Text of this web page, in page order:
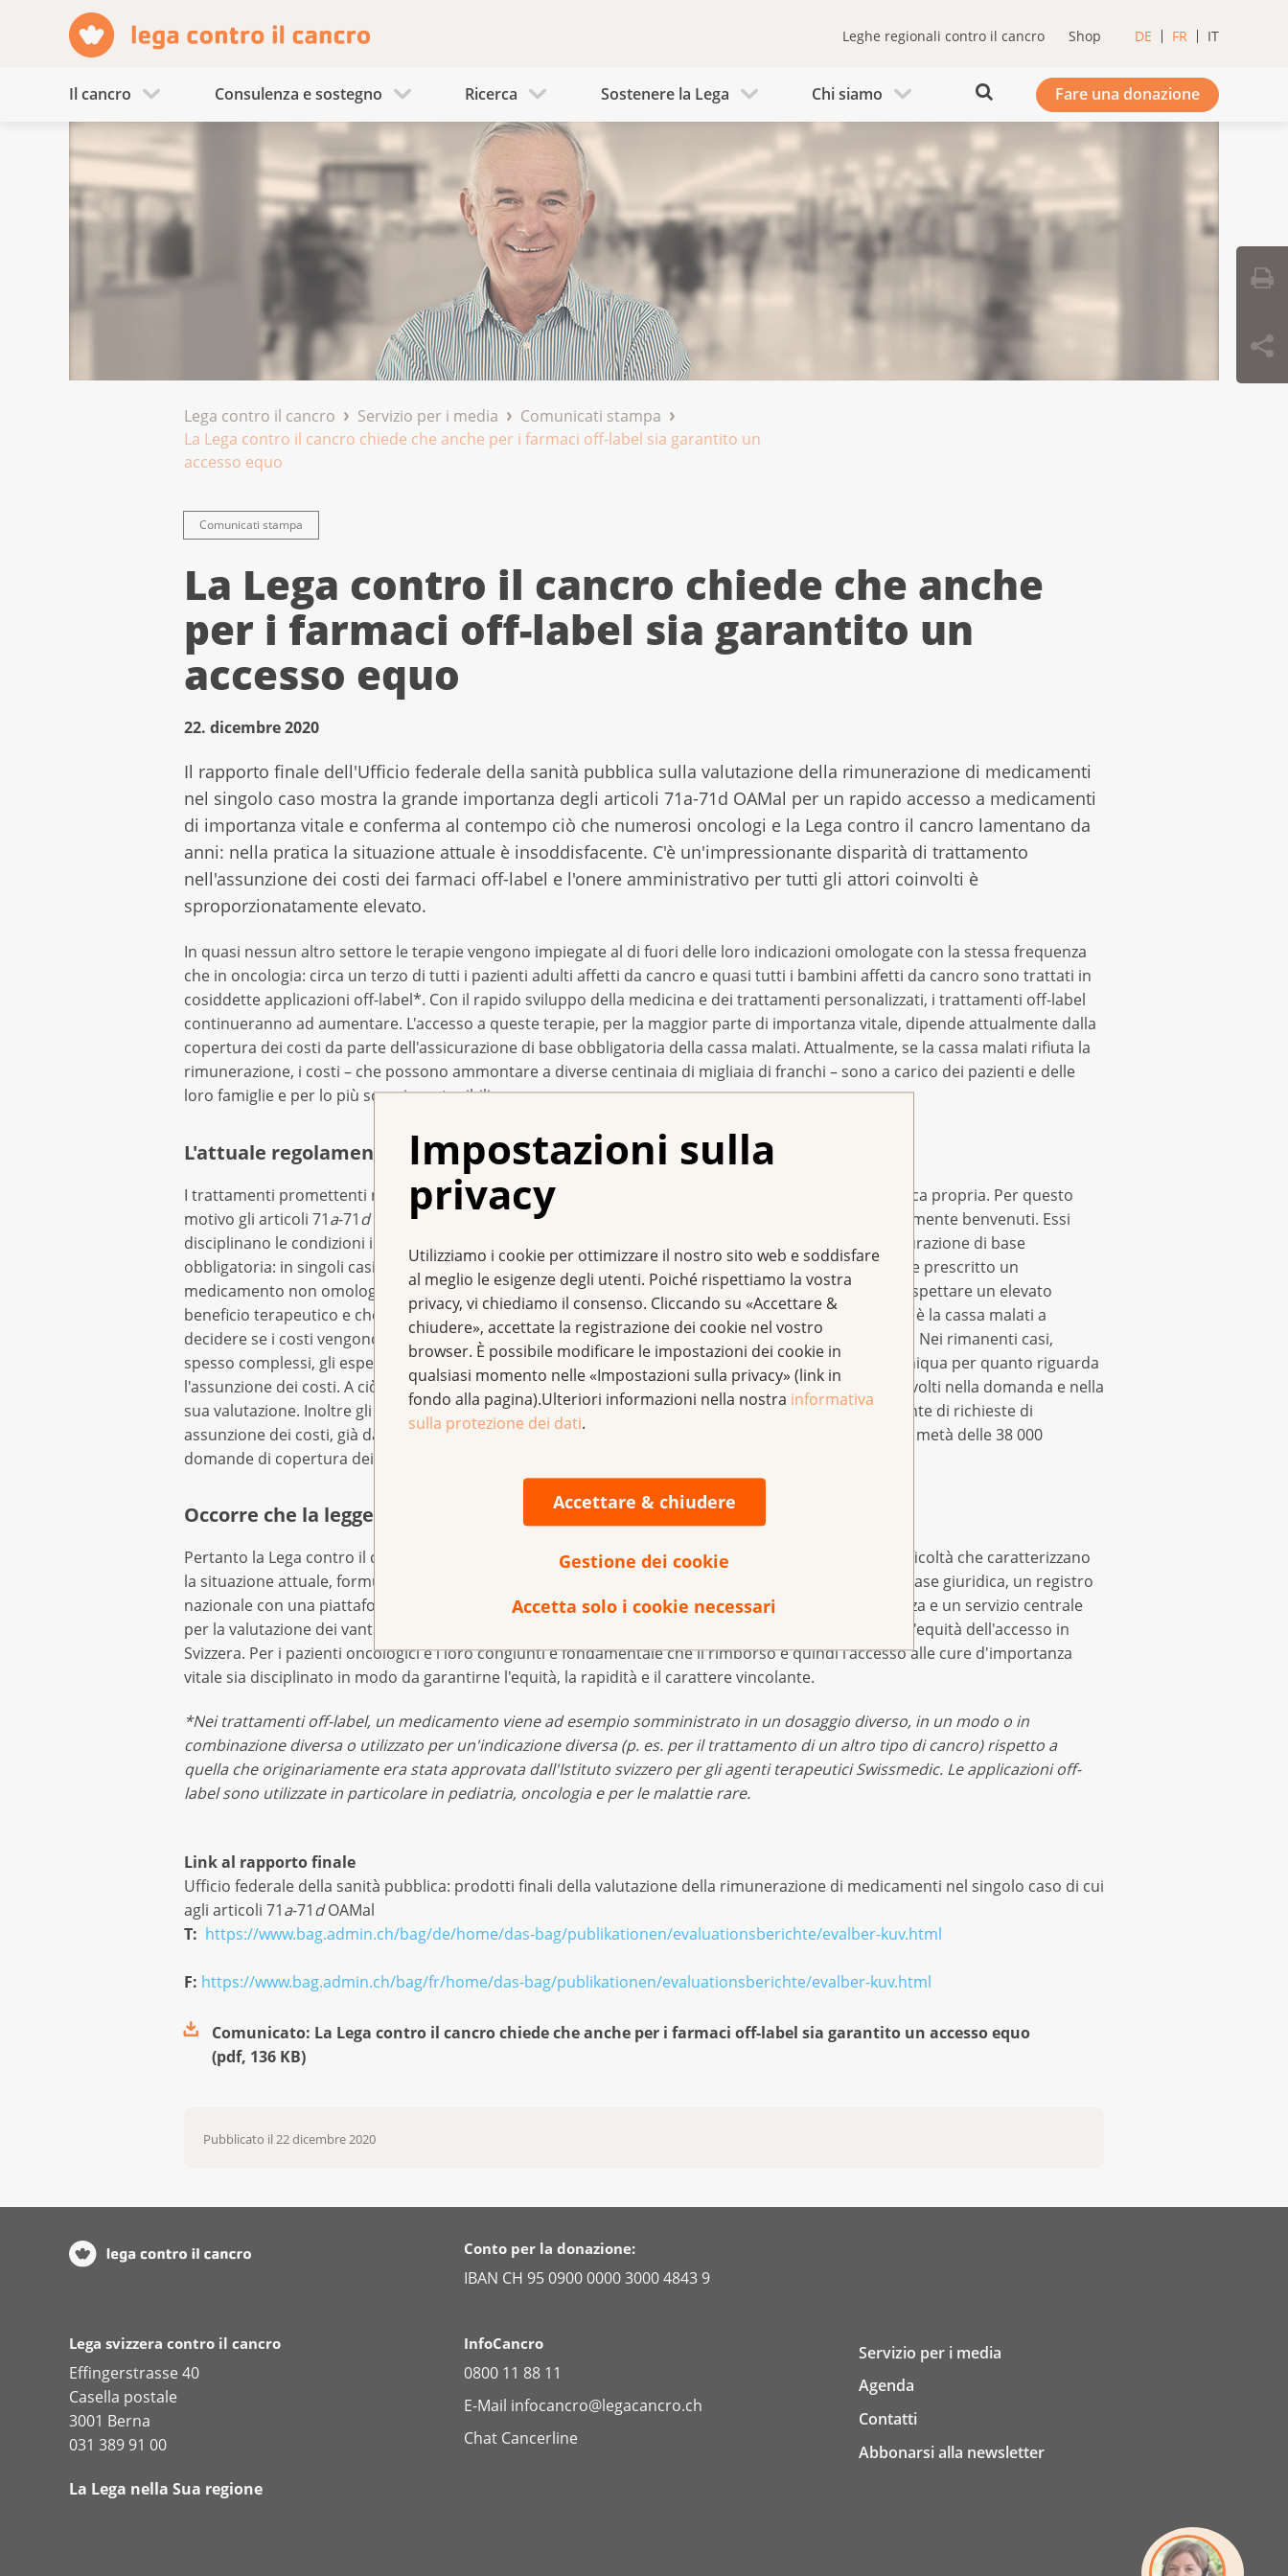
Impostazioni sulla
privacy
Utilizziamo i cookie per ottimizzare il nostro sito web e soddisfare
al meglio le esigenze degli utenti. Poiché rispettiamo la vostra
privacy, vi chiediamo il consenso. Cliccando su «Accettare &
chiudere», accettate la registrazione dei cookie nel vostro
browser. È possibile modificare le impostazioni dei cookie in
qualsiasi momento nelle «Impostazioni sulla privacy» (link in
fondo alla pagina).Ulteriori informazioni nella nostra informativa
sulla protezione dei dati.
Accettare & chiudere
Gestione dei cookie
Accetta solo i cookie necessari
Leghe regionali contro il cancro Shop DE FR IT
Il cancro Consulenza e sostegno Ricerca Sostenere la Lega Chi siamo Fare una donazione
Lega contro il cancro Servizio per i media
Comunicati stampa
La Lega contro il cancro chiede che anche per i farmaci off-label sia garantito un
accesso equo
Comunicati stampa
La Lega contro il cancro chiede che anche
per i farmaci off-label sia garantito un
accesso equo
22. dicembre 2020
Il rapporto finale dell'Ufficio federale della sanità pubblica sulla valutazione della rimunerazione di medicamenti
nel singolo caso mostra la grande importanza degli articoli 71a-71d OAMal per un rapido accesso a medicamenti
di importanza vitale e conferma al contempo ciò che numerosi oncologi e la Lega contro il cancro lamentano da
anni: nella pratica la situazione attuale è insoddisfacente. C'è un'impressionante disparità di trattamento
nell'assunzione dei costi dei farmaci off-label e l'onere amministrativo per tutti gli attori coinvolti è
sproporzionatamente elevato.
In quasi nessun altro settore le terapie vengono impiegate al di fuori delle loro indicazioni omologate con la stessa frequenza
che in oncologia: circa un terzo di tutti i pazienti adulti affetti da cancro e quasi tutti i bambini affetti da cancro sono trattati in
cosiddette applicazioni off-label*. Con il rapido sviluppo della medicina e dei trattamenti personalizzati, i trattamenti off-label
continueranno ad aumentare. L'accesso a queste terapie, per la maggior parte di importanza vitale, dipende attualmente dalla
copertura dei costi da parte dell'assicurazione di base obbligatoria della cassa malati. Attualmente, se la cassa malati rifiuta la
rimunerazione, i costi – che possono ammontare a diverse centinaia di migliaia di franchi ­­– sono a carico dei pazienti e delle
loro famiglie e per lo più sono insostenibili.
L'attuale regolamentazione legale è antiquata
I trattamenti promettenti non devono essere accessibili solo ai pazienti che possono finanziarli di tasca propria. Per questo
motivo gli articoli 71a-71d della vigente ordinanza sull'assicurazione malattie (OAMal) sono sostanzialmente benvenuti. Essi
disciplinano le condizioni in base alle quali i trattamenti off-label devono essere rimunerati dall'assicurazione di base
obbligatoria: in singoli casi, ai pazienti con malattie che possono mettere in pericolo la vita può essere prescritto un
medicamento non omologato o non incluso nell'elenco delle specialità, a condizione che ci si possa aspettare un elevato
beneficio terapeutico e che non vi sia un'alternativa equivalente omologata. Tuttavia, in ultima analisi è la cassa malati a
decidere se i costi vengono coperti. La maggior parte delle richieste di copertura vengono approvate. Nei rimanenti casi,
spesso complessi, gli esperti del settore oncologico hanno constatato una disparità di trattamento iniqua per quanto riguarda
l'assunzione dei costi. A ciò si aggiunge il grande onere amministrativo per tutti coloro che sono coinvolti nella domanda e nella
sua valutazione. Inoltre gli articoli sono da considerare antiquati: a causa del numero sempre crescente di richieste di
assunzione dei costi, già da tanto tempo non si può più parlare di "singoli casi". L'anno scorso circa la metà delle 38 000
domande di copertura dei costi registrate proveniva dal settore oncologico.
Occorre che la legge sancisca misure orientate alla pratica
Pertanto la Lega contro il cancro accoglie con favore l'ampio rapporto finale, che bene descrive le difficoltà che caratterizzano
la situazione attuale, formulando raccomandazioni concrete per migliorarla. La rielaborazione della base giuridica, un registro
nazionale con una piattaforma digitale per la presentazione delle domande, una maggiore trasparenza e un servizio centrale
per la valutazione dei vantaggi nei casi complessi fanno sperare in un miglioramento significativo dell'equità dell'accesso in
Svizzera. Per i pazienti oncologici e i loro congiunti è fondamentale che il rimborso e quindi l'accesso alle cure d'importanza
vitale sia disciplinato in modo da garantirne l'equità, la rapidità e il carattere vincolante.
*Nei trattamenti off-label, un medicamento vienead esempio somministrato in un dosaggio diverso, in un modo o in
combinazione diversa o utilizzato per un'indicazione diversa (p. es. per il trattamento di un altro tipo di cancro) rispetto a
quella che originariamente era stata approvata dall'Istituto svizzero per gli agenti terapeutici Swissmedic. Le applicazioni off-
label sono utilizzate in particolare in pediatria, oncologia e per le malattie rare.
Link al rapporto finale
Ufficio federale della sanità pubblica: prodotti finali della valutazione della rimunerazione di medicamenti nel singolo caso di cui
agli articoli 71a-71dOAMal
T: https://www.bag.admin.ch/bag/de/home/das-bag/publikationen/evaluationsberichte/evalber-kuv.html
F: https://www.bag.admin.ch/bag/fr/home/das-bag/publikationen/evaluationsberichte/evalber-kuv.html
Comunicato: La Lega contro il cancro chiede che anche per i farmaci off-label sia garantito un accesso equo
(pdf, 136 KB)
Pubblicato il 22 dicembre 2020
Conto per la donazione:
IBAN CH 95 0900 0000 3000 4843 9
Lega svizzera contro il cancro
Effingerstrasse 40
Casella postale
3001 Berna
031 389 91 00
La Lega nella Sua regione
InfoCancro
0800 11 88 11
E-Mail infocancro@legacancro.ch
Chat Cancerline
Servizio per i media
Agenda
Contatti
Abbonarsi alla newsletter